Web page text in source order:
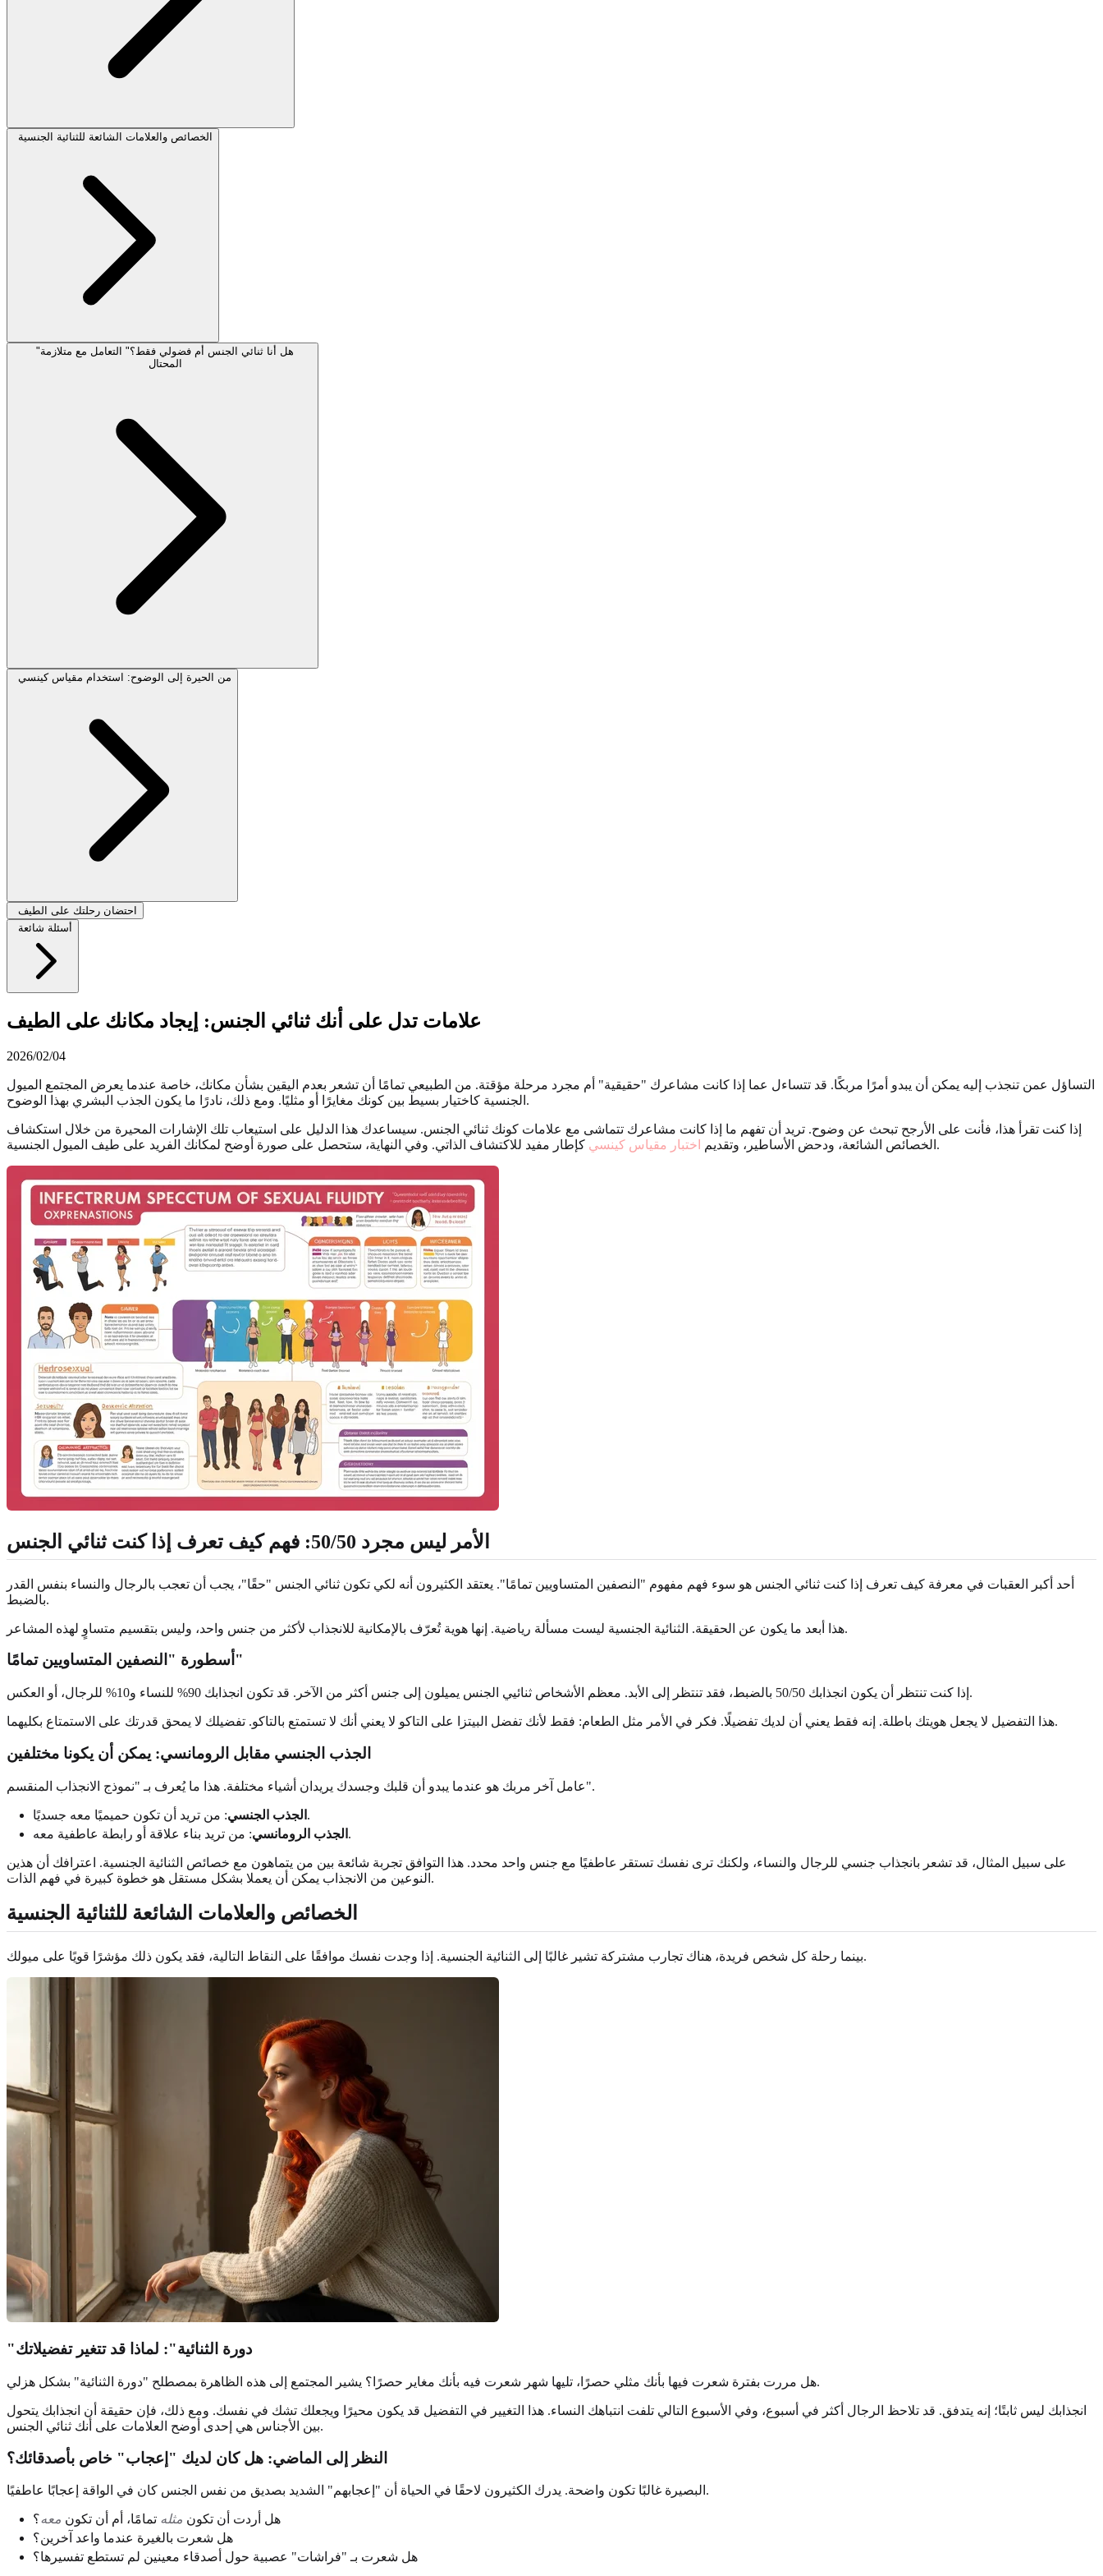
الخصائص والعلامات الشائعة للثنائية الجنسية
"هل أنا ثنائي الجنس أم فضولي فقط؟" التعامل مع متلازمة
المحتال
من الحيرة إلى الوضوح: استخدام مقياس كينسي
احتضان رحلتك على الطيف
أسئلة شائعة
علامات تدل على أنك ثنائي الجنس: إيجاد مكانك على الطيف
2026/02/04
التساؤل عمن تنجذب إليه يمكن أن يبدو أمرًا مربكًا. قد تتساءل عما إذا كانت مشاعرك "حقيقية" أم مجرد مرحلة مؤقتة. من الطبيعي تمامًا أن تشعر بعدم اليقين بشأن مكانك، خاصة عندما يعرض المجتمع الميول
الجنسية كاختيار بسيط بين كونك مغايرًا أو مثليًا. ومع ذلك، نادرًا ما يكون الجذب البشري بهذا الوضوح.
إذا كنت تقرأ هذا، فأنت على الأرجح تبحث عن وضوح. تريد أن تفهم ما إذا كانت مشاعرك تتماشى مع علامات كونك ثنائي الجنس. سيساعدك هذا الدليل على استيعاب تلك الإشارات المحيرة من خلال استكشاف
الخصائص الشائعة، ودحض الأساطير، وتقديم
اختبار مقياس كينسي كإطار مفيد للاكتشاف الذاتي. وفي النهاية، ستحصل على صورة أوضح لمكانك الفريد على طيف الميول الجنسية.
الأمر ليس مجرد 50/50: فهم كيف تعرف إذا كنت ثنائي الجنس
أحد أكبر العقبات في معرفة كيف تعرف إذا كنت ثنائي الجنس هو سوء فهم مفهوم "النصفين المتساويين تمامًا". يعتقد الكثيرون أنه لكي تكون ثنائي الجنس "حقًا"، يجب أن تعجب بالرجال والنساء بنفس القدر
بالضبط.
هذا أبعد ما يكون عن الحقيقة. الثنائية الجنسية ليست مسألة رياضية. إنها هوية تُعرّف بالإمكانية للانجذاب لأكثر من جنس واحد، وليس بتقسيم متساوٍ لهذه المشاعر.
أسطورة "النصفين المتساويين تمامًا"
إذا كنت تنتظر أن يكون انجذابك 50/50 بالضبط، فقد تنتظر إلى الأبد. معظم الأشخاص ثنائيي الجنس يميلون إلى جنس أكثر من الآخر. قد تكون انجذابك 90% للنساء و10% للرجال، أو العكس.
هذا التفضيل لا يجعل هويتك باطلة. إنه فقط يعني أن لديك تفضيلًا. فكر في الأمر مثل الطعام: فقط لأنك تفضل البيتزا على التاكو لا يعني أنك لا تستمتع بالتاكو. تفضيلك لا يمحق قدرتك على الاستمتاع بكليهما.
الجذب الجنسي مقابل الرومانسي: يمكن أن يكونا مختلفين
عامل آخر مربك هو عندما يبدو أن قلبك وجسدك يريدان أشياء مختلفة. هذا ما يُعرف بـ "نموذج الانجذاب المنقسم".
الجذب الجنسي : من تريد أن تكون حميميًا معه جسديًا.
الجذب الرومانسي : من تريد بناء علاقة أو رابطة عاطفية معه.
على سبيل المثال، قد تشعر بانجذاب جنسي للرجال والنساء، ولكنك ترى نفسك تستقر عاطفيًا مع جنس واحد محدد. هذا التوافق تجربة شائعة بين من يتماهون مع خصائص الثنائية الجنسية. اعترافك أن هذين
النوعين من الانجذاب يمكن أن يعملا بشكل مستقل هو خطوة كبيرة في فهم الذات.
الخصائص والعلامات الشائعة للثنائية الجنسية
بينما رحلة كل شخص فريدة، هناك تجارب مشتركة تشير غالبًا إلى الثنائية الجنسية. إذا وجدت نفسك موافقًا على النقاط التالية، فقد يكون ذلك مؤشرًا قويًا على ميولك.
"دورة الثنائية": لماذا قد تتغير تفضيلاتك
هل مررت بفترة شعرت فيها بأنك مثلي حصرًا، تليها شهر شعرت فيه بأنك مغاير حصرًا؟ يشير المجتمع إلى هذه الظاهرة بمصطلح "دورة الثنائية" بشكل هزلي.
انجذابك ليس ثابتًا؛ إنه يتدفق. قد تلاحظ الرجال أكثر في أسبوع، وفي الأسبوع التالي تلفت انتباهك النساء. هذا التغيير في التفضيل قد يكون محيرًا ويجعلك تشك في نفسك. ومع ذلك، فإن حقيقة أن انجذابك يتحول
بين الأجناس هي إحدى أوضح العلامات على أنك ثنائي الجنس.
النظر إلى الماضي: هل كان لديك "إعجاب" خاص بأصدقائك؟
البصيرة غالبًا تكون واضحة. يدرك الكثيرون لاحقًا في الحياة أن "إعجابهم" الشديد بصديق من نفس الجنس كان في الواقة إعجابًا عاطفيًا.
هل أردت أن تكون مثله تمامًا، أم أن تكون معه؟
هل شعرت بالغيرة عندما واعد آخرين؟
هل شعرت بـ "فراشات" عصبية حول أصدقاء معينين لم تستطع تفسيرها؟